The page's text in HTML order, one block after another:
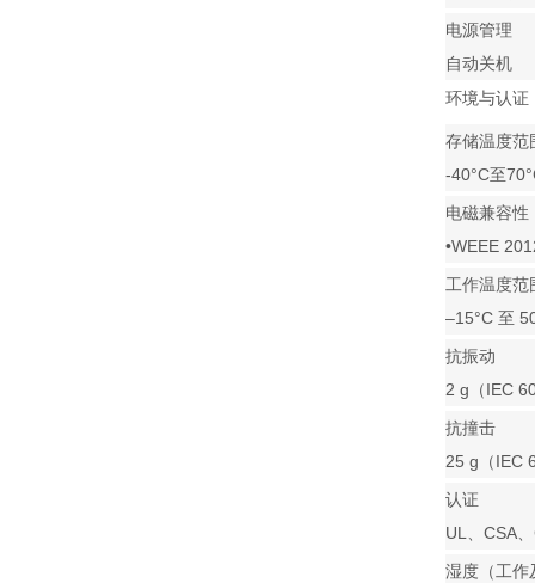
电源管理
自动关机
环境与认证
存储温度范
-40°C至
电磁兼容性
•WEEE
工作温度范
–15°C 至
抗振动
2 g（IEC
抗撞击
25 g（IEC
认证
UL、CSA
湿度（工作